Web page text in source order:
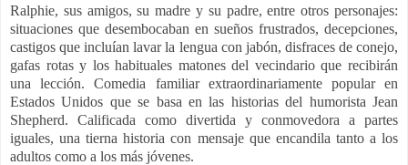
Ralphie, sus amigos, su madre y su padre, entre otros personajes:
situaciones que desembocaban en sueños frustrados, decepciones,
castigos que incluían lavar la lengua con jabón, disfraces de conejo,
gafas rotas y los habituales matones del vecindario que recibirán
una lección. Comedia familiar extraordinariamente popular en
Estados Unidos que se basa en las historias del humorista Jean
Shepherd. Calificada como divertida y conmovedora a partes
iguales, una tierna historia con mensaje que encandila tanto a los
adultos como a los más jóvenes.